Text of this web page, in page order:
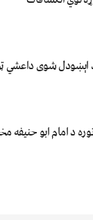
اېښودل شوی داعشي
د امام ابو حنیفه